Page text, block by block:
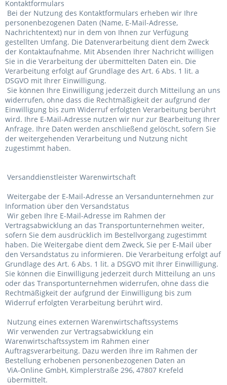
Kontaktformulars
Bei der Nutzung des Kontaktformulars erheben wir Ihre
personenbezogenen Daten (Name, E-Mail-Adresse,
Nachrichtentext) nur in dem von Ihnen zur Verfügung
gestellten Umfang. Die Datenverarbeitung dient dem Zweck
der Kontaktaufnahme. Mit Absenden Ihrer Nachricht willigen
Sie in die Verarbeitung der übermittelten Daten ein. Die
Verarbeitung erfolgt auf Grundlage des Art. 6 Abs. 1 lit. a
DSGVO mit Ihrer Einwilligung.
Sie können Ihre Einwilligung jederzeit durch Mitteilung an uns
widerrufen, ohne dass die Rechtmäßigkeit der aufgrund der
Einwilligung bis zum Widerruf erfolgten Verarbeitung berührt
wird. Ihre E-Mail-Adresse nutzen wir nur zur Bearbeitung Ihrer
Anfrage. Ihre Daten werden anschließend gelöscht, sofern Sie
der weitergehenden Verarbeitung und Nutzung nicht
zugestimmt haben.
Versanddienstleister Warenwirtschaft
Weitergabe der E-Mail-Adresse an Versandunternehmen zur
Information über den Versandstatus
Wir geben Ihre E-Mail-Adresse im Rahmen der
Vertragsabwicklung an das Transportunternehmen weiter,
sofern Sie dem ausdrücklich im Bestellvorgang zugestimmt
haben. Die Weitergabe dient dem Zweck, Sie per E-Mail über
den Versandstatus zu informieren. Die Verarbeitung erfolgt auf
Grundlage des Art. 6 Abs. 1 lit. a DSGVO mit Ihrer Einwilligung.
Sie können die Einwilligung jederzeit durch Mitteilung an uns
oder das Transportunternehmen widerrufen, ohne dass die
Rechtmäßigkeit der aufgrund der Einwilligung bis zum
Widerruf erfolgten Verarbeitung berührt wird.
Nutzung eines externen Warenwirtschaftssystems
Wir verwenden zur Vertragsabwicklung ein
Warenwirtschaftssystem im Rahmen einer
Auftragsverarbeitung. Dazu werden Ihre im Rahmen der
Bestellung erhobenen personenbezogenen Daten an
ViA-Online GmbH, Kimplerstraße 296, 47807 Krefeld
übermittelt.